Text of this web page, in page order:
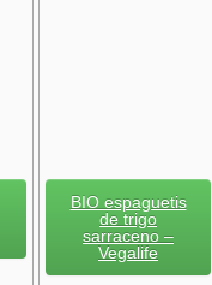
BIO espaguetis
de trigo
sarraceno –
Vegalife